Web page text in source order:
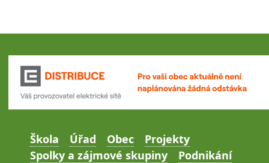
Škola Úřad Obec
Projekty
Spolky a zájmové skupiny
Podnikání